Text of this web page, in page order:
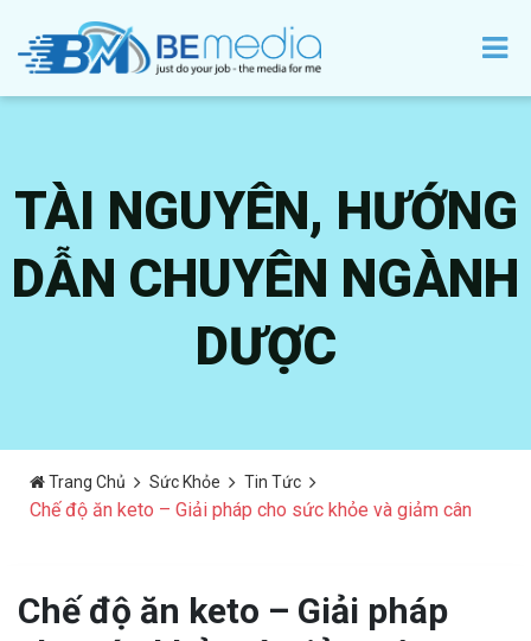
TÀI NGUYÊN, HƯỚNG
DẪN CHUYÊN NGÀNH
DƯỢC
Trang Chủ Sức Khỏe Tin Tức
Chế độ ăn keto – Giải pháp cho sức khỏe và giảm cân
Chế độ ăn keto – Giải pháp